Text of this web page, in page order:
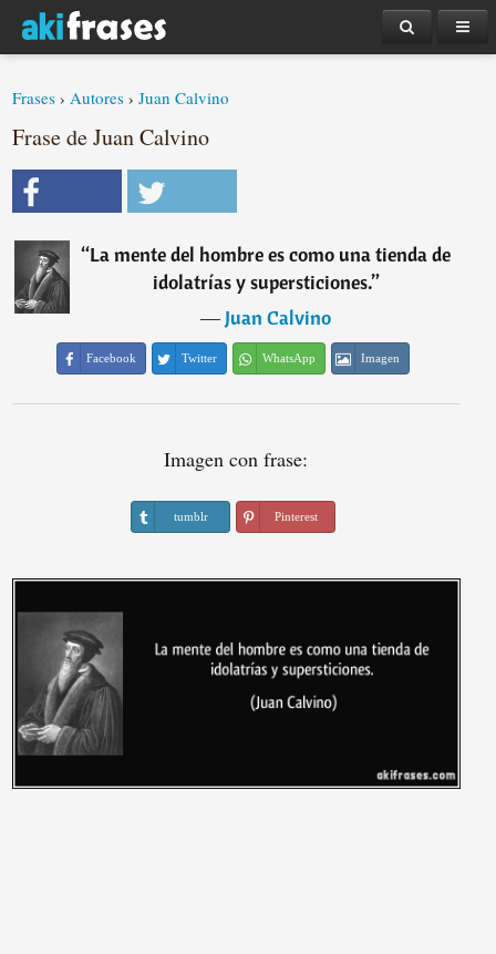
Frases ›Autores ›Juan Calvino
Frase de Juan Calvino
“La mente del hombre es como una tienda de
idolatrías y supersticiones.”
―Juan Calvino
Facebook Twitter WhatsApp Imagen
Imagen con frase:
tumblr Pinterest